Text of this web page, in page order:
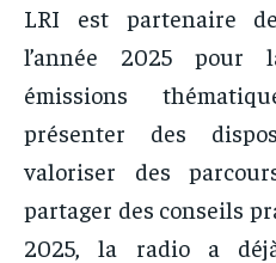
LRI est partenaire
l’année 2025 pour
émissions
présenter des
valoriser des
partager des conseils
2025, la radio a